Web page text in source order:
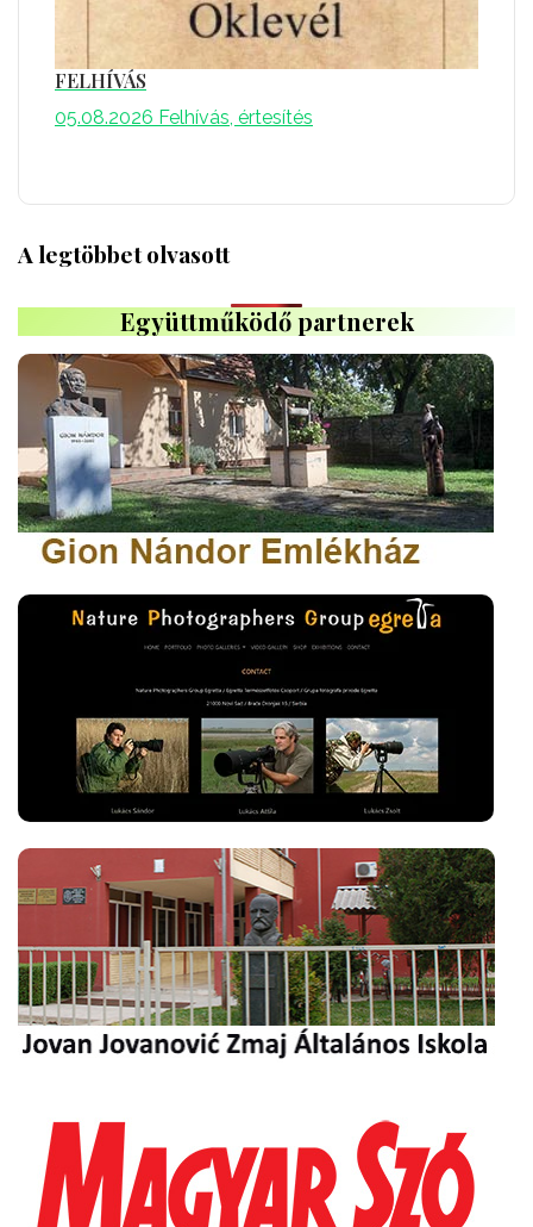
FELHÍVÁS
05.08.2026 Felhívás, értesítés
A legtöbbet olvasott
Együttműködő partnerek